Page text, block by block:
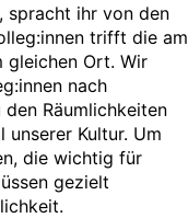
spracht ihr von den
trifft die am
gleichen Ort. Wir
nach
Räumlichkeiten
unserer Kultur. Um
die wichtig für
gezielt